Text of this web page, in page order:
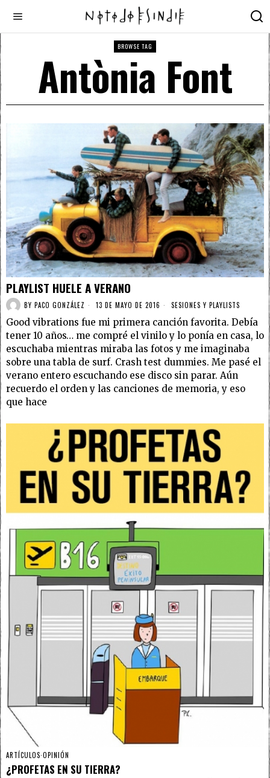
BROWSE TAG
Antònia Font
PLAYLIST HUELE A VERANO
BY PACO GONZÁLEZ 13 DE MAYO DE 2016 SESIONES Y PLAYLISTS
Good vibrations fue mi primera canción favorita. Debía
tener 10 años… me compré el vinilo y lo ponía en casa, lo
escuchaba mientras miraba las fotos y me imaginaba
sobre una tabla de surf. Crash test dummies. Me pasé el
verano entero escuchando ese disco sin parar. Aún
recuerdo el orden y las canciones de memoria, y eso
que hace
ARTÍCULOS·OPINIÓN
¿PROFETAS EN SU TIERRA?